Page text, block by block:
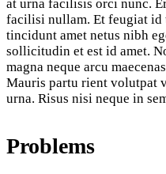
at urna facilisis orci nunc.
facilisi nullam. Et feugiat id
tincidunt amet netus nibh
sollicitudin et est id amet.
magna neque arcu
Mauris partu rient volutpat
urna. Risus nisi neque in
Problems